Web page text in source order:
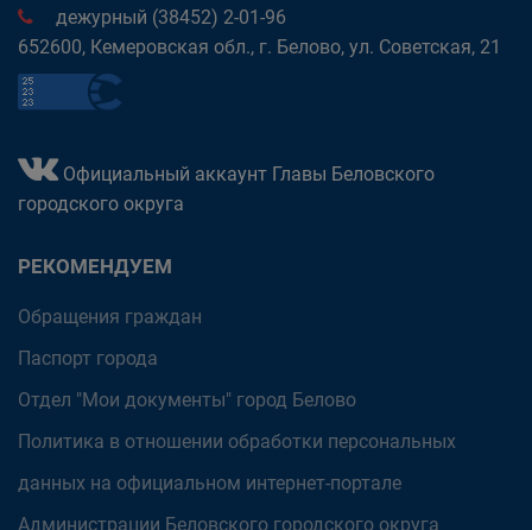
дежурный (38452) 2-01-96
652600, Кемеровская обл., г. Белово, ул. Советская, 21
Официальный аккаунт Главы Беловского
городского округа
РЕКОМЕНДУЕМ
Обращения граждан
Паспорт города
Отдел "Мои документы" город Белово
Политика в отношении обработки персональных
данных на официальном интернет-портале
Администрации Беловского городского округа